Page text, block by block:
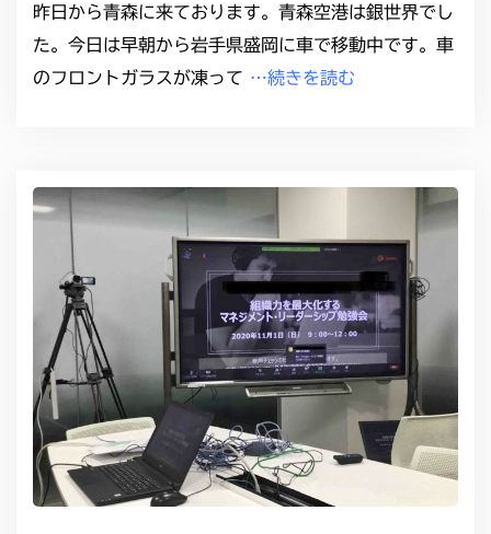
昨日から青森に来ております。青森空港は銀世界でし
た。今日は早朝から岩手県盛岡に車で移動中です。車
のフロントガラスが凍って …続きを読む